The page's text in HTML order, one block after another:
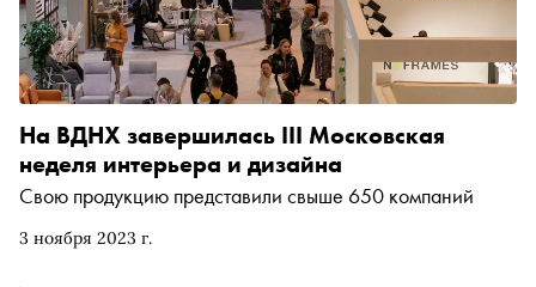
3 ноября 2023 г.
На ВДНХ завершилась III Московская
неделя интерьера и дизайна
Свою продукцию представили свыше 650 компаний